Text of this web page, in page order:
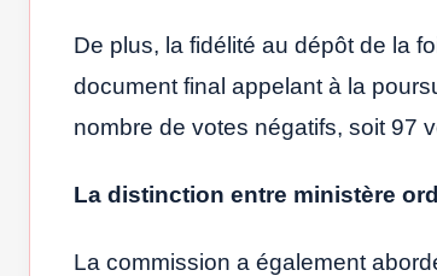
De plus, la fidélité au dépôt de la
document final appelant à la
nombre de votes négatifs, soit 97
La distinction entre ministère
La commission a également